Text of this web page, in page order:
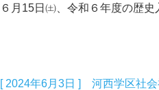
６月15日㈯、令和６年度の歴
[ 2024年6月3日 ] 河西学区社